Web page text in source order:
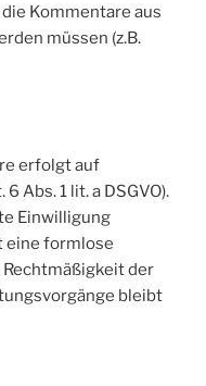
Kommentare aus
müssen (z.B.
erfolgt auf
Abs. 1 lit. a DSGVO).
Einwilligung
eine formlose
der
bleibt